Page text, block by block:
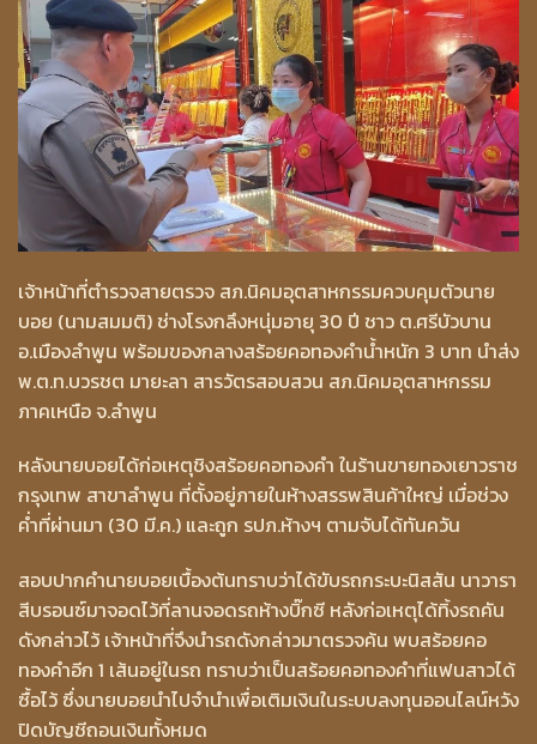
เจ้าหน้าที่ตำรวจสายตรวจ สภ.นิคมอุตสาหกรรมควบคุมตัวนาย
บอย (นามสมมติ) ช่างโรงกลึงหนุ่มอายุ 30 ปี ชาว ต.ศรีบัวบาน
อ.เมืองลำพูน พร้อมของกลางสร้อยคอทองคำน้ำหนัก 3 บาท นำส่ง
พ.ต.ท.บวรชต มายะลา สารวัตรสอบสวน สภ.นิคมอุตสาหกรรม
ภาคเหนือ จ.ลำพูน
หลังนายบอยได้ก่อเหตุชิงสร้อยคอทองคำ ในร้านขายทองเยาวราช
กรุงเทพ สาขาลำพูน ที่ตั้งอยู่ภายในห้างสรรพสินค้าใหญ่ เมื่อช่วง
ค่ำที่ผ่านมา (30 มี.ค.) และถูก รปภ.ห้างฯ ตามจับได้ทันควัน
สอบปากคำนายบอยเบื้องต้นทราบว่าได้ขับรถกระบะนิสสัน นาวารา
สีบรอนซ์มาจอดไว้ที่ลานจอดรถห้างบิ๊กซี หลังก่อเหตุได้ทิ้งรถคัน
ดังกล่าวไว้ เจ้าหน้าที่จึงนำรถดังกล่าวมาตรวจค้น พบสร้อยคอ
ทองคำอีก 1 เส้นอยู่ในรถ ทราบว่าเป็นสร้อยคอทองคำที่แฟนสาวได้
ซื้อไว้ ซึ่งนายบอยนำไปจำนำเพื่อเติมเงินในระบบลงทุนออนไลน์หวัง
ปิดบัญชีถอนเงินทั้งหมด